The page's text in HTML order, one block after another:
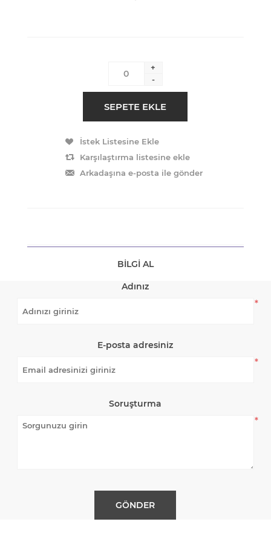
+
-
BILGI AL
Adınız
*
E-posta adresiniz
*
Soruşturma
*